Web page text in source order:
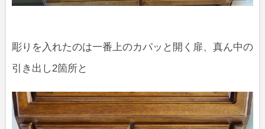
彫りを入れたのは一番上のカパッと開く扉、真ん中の
引き出し2箇所と